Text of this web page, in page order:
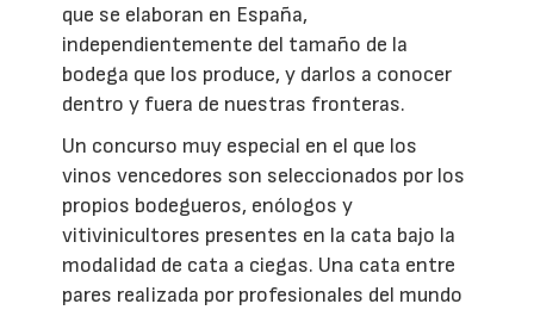
que se elaboran en España,
independientemente del tamaño de la
bodega que los produce, y darlos a conocer
dentro y fuera de nuestras fronteras.
Un concurso muy especial en el que los
vinos vencedores son seleccionados por los
propios bodegueros, enólogos y
vitivinicultores presentes en la cata bajo la
modalidad de cata a ciegas. Una cata entre
pares realizada por profesionales del mundo